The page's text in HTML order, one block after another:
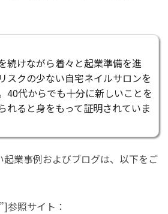
続けながら着々と起業準備を進
スクの少ない自宅ネイルサロンを
40代からでも十分に新しいことを
れると身をもって証明されていま
業事例およびブログは、以下をご
参照サイト：